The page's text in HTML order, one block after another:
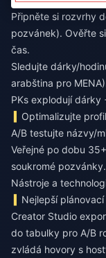
Připněte si rozvrhy
pozvánek). Ověřte
čas.
Sledujte dárky/
arabština pro
PKs explodují dárky
Optimalizujte
A/B testujte názvy/
Veřejné po dobu
soukromé pozvánky.
Nástroje a
Nejlepší
Creator Studio
do tabulky pro A/B
zvládá hovory s